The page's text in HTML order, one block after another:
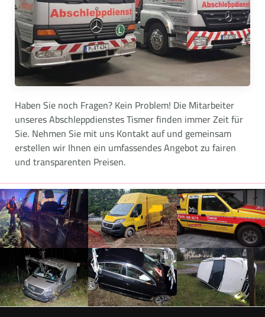
Haben Sie noch Fragen? Kein Problem! Die Mitarbeiter
unseres Abschleppdienstes Tismer finden immer Zeit für
Sie. Nehmen Sie mit uns Kontakt auf und gemeinsam
erstellen wir Ihnen ein umfassendes Angebot zu fairen
und transparenten Preisen.